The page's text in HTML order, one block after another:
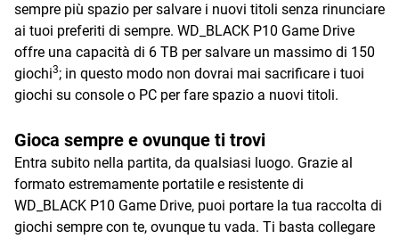
sempre più spazio per salvare i nuovi titoli senza rinunciare
ai tuoi preferiti di sempre. WD_BLACK P10 Game Drive
offre una capacità di 6 TB per salvare un massimo di 150
giochi3; in questo modo non dovrai mai sacrificare i tuoi
giochi su console o PC per fare spazio a nuovi titoli.
Gioca sempre e ovunque ti trovi
Entra subito nella partita, da qualsiasi luogo. Grazie al
formato estremamente portatile e resistente di
WD_BLACK P10 Game Drive, puoi portare la tua raccolta di
giochi sempre con te, ovunque tu vada. Ti basta collegare